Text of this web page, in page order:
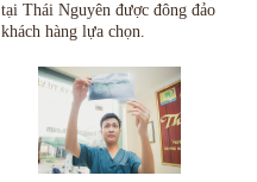
tại Thái Nguyên được đông đảo
khách hàng lựa chọn.